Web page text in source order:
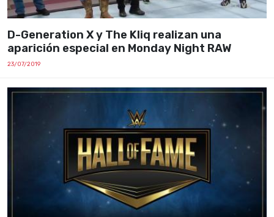
D-Generation X y The Kliq realizan una
aparición especial en Monday Night RAW
23/07/2019